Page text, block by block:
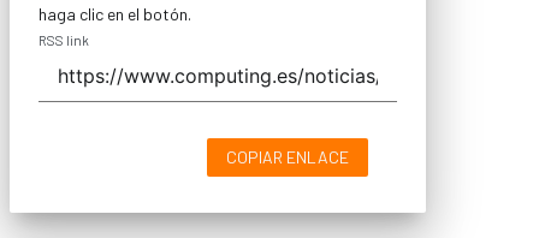
haga clic en el botón.
RSS link
COPIAR ENLACE